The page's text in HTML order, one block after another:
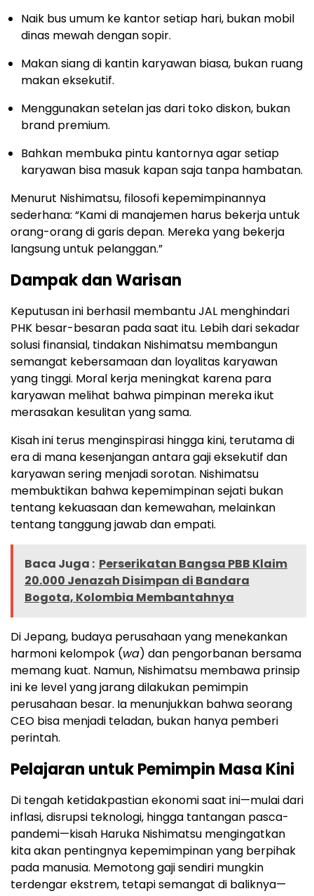
Naik bus umum ke kantor setiap hari, bukan mobil
dinas mewah dengan sopir.
Makan siang di kantin karyawan biasa, bukan ruang
makan eksekutif.
Menggunakan setelan jas dari toko diskon, bukan
brand premium.
Bahkan membuka pintu kantornya agar setiap
karyawan bisa masuk kapan saja tanpa hambatan.
Menurut Nishimatsu, filosofi kepemimpinannya
sederhana: “Kami di manajemen harus bekerja untuk
orang-orang di garis depan. Mereka yang bekerja
langsung untuk pelanggan.”
Dampak dan Warisan
Keputusan ini berhasil membantu JAL menghindari
PHK besar-besaran pada saat itu. Lebih dari sekadar
solusi finansial, tindakan Nishimatsu membangun
semangat kebersamaan dan loyalitas karyawan
yang tinggi. Moral kerja meningkat karena para
karyawan melihat bahwa pimpinan mereka ikut
merasakan kesulitan yang sama.
Kisah ini terus menginspirasi hingga kini, terutama di
era di mana kesenjangan antara gaji eksekutif dan
karyawan sering menjadi sorotan. Nishimatsu
membuktikan bahwa kepemimpinan sejati bukan
tentang kekuasaan dan kemewahan, melainkan
tentang tanggung jawab dan empati.
Baca Juga : Perserikatan Bangsa PBB Klaim
20.000 Jenazah Disimpan di Bandara
Bogota, Kolombia Membantahnya
Di Jepang, budaya perusahaan yang menekankan
harmoni kelompok (wa) dan pengorbanan bersama
memang kuat. Namun, Nishimatsu membawa prinsip
ini ke level yang jarang dilakukan pemimpin
perusahaan besar. Ia menunjukkan bahwa seorang
CEO bisa menjadi teladan, bukan hanya pemberi
perintah.
Pelajaran untuk Pemimpin Masa Kini
Di tengah ketidakpastian ekonomi saat ini—mulai dari
inflasi, disrupsi teknologi, hingga tantangan pasca-
pandemi—kisah Haruka Nishimatsu mengingatkan
kita akan pentingnya kepemimpinan yang berpihak
pada manusia. Memotong gaji sendiri mungkin
terdengar ekstrem, tetapi semangat di baliknya—